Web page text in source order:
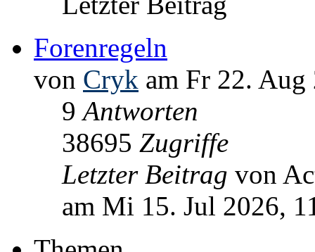
Forenregeln
von Cryk am Fr 22.
9Antworten
38695 Zugriffe
Letzter Beitrag von
am Mi 15. Jul 2026,